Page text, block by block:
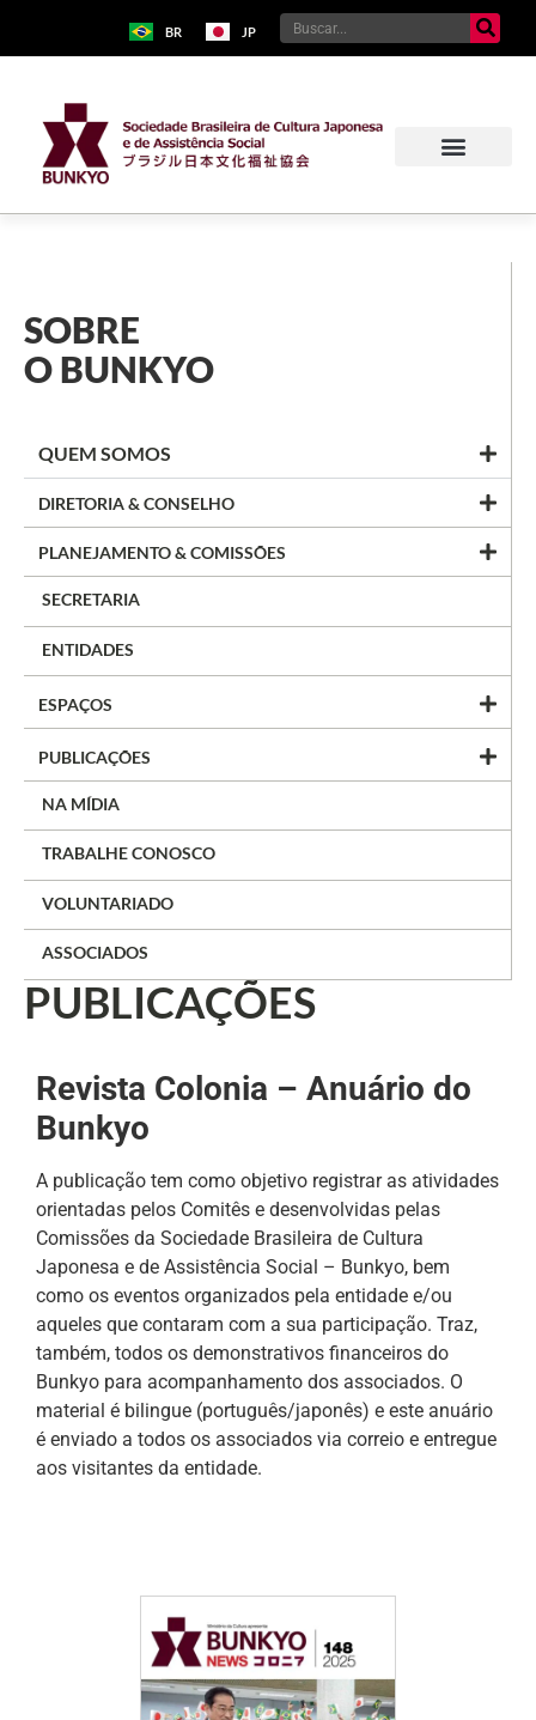
BR JP
SOBRE
O BUNKYO
QUEM SOMOS
DIRETORIA & CONSELHO
PLANEJAMENTO & COMISSÕES
SECRETARIA
ENTIDADES
ESPAÇOS
PUBLICAÇÕES
NA MÍDIA
TRABALHE CONOSCO
VOLUNTARIADO
ASSOCIADOS
PUBLICAÇÕES
Revista Colonia – Anuário do
Bunkyo
A publicação tem como objetivo registrar as atividades
orientadas pelos Comitês e desenvolvidas pelas
Comissões da Sociedade Brasileira de Cultura
Japonesa e de Assistência Social – Bunkyo, bem
como os eventos organizados pela entidade e/ou
aqueles que contaram com a sua participação. Traz,
também, todos os demonstrativos financeiros do
Bunkyo para acompanhamento dos associados. O
material é bilingue (português/japonês) e este anuário
é enviado a todos os associados via correio e entregue
aos visitantes da entidade.